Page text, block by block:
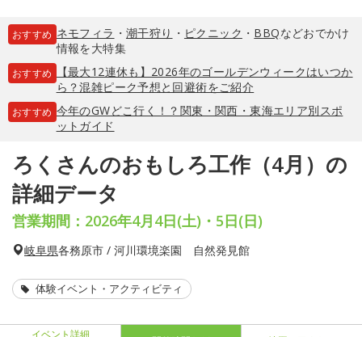
おすすめ ネモフィラ ・ 潮干狩り ・ ピクニック ・ BBQなどおでかけ
情報を大特集
おすすめ
【最大12連休も】2026年のゴールデンウィークはいつか
ら？混雑ピーク予想と回避術をご紹介
おすすめ 今年のGWどこ行く！？関東・関西・東海エリア別スポ
ットガイド
ろくさんのおもしろ工作（4月）の
詳細データ
営業期間：2026年4月4日(土)・5日(日)
岐阜県各務原市 / 河川環境楽園 自然発見館
体験イベント・アクティビティ
イベント詳細